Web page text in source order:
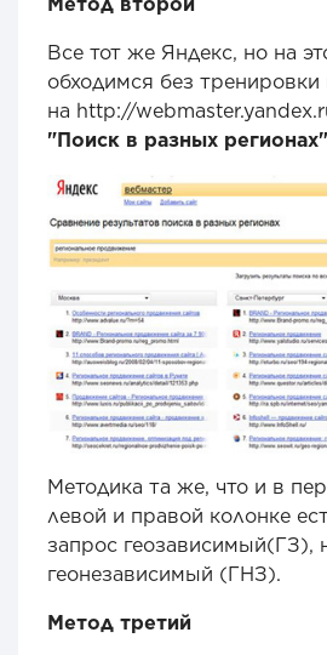
Все тот же Яндекс, но на
обходимся без
на http://
"Поиск в разных
Методика та же, что и в
левой и правой колонке
запрос геозависимый(ГЗ),
геонезависимый (ГНЗ).
Метод третий